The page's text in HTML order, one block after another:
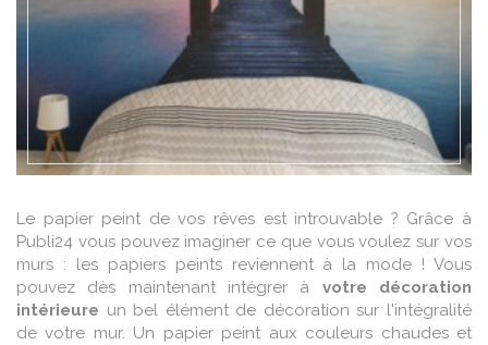
Le papier peint de vos rêves est introuvable ? Grâce à
Publi24 vous pouvez imaginer ce que vous voulez sur vos
murs : les papiers peints reviennent à la mode ! Vous
pouvez dès maintenant intégrer à votre décoration
intérieure un bel élément de décoration sur l'intégralité
de votre mur. Un papier peint aux couleurs chaudes et